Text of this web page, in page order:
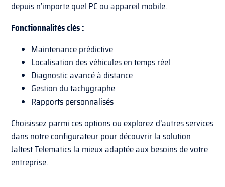
depuis n’importe quel PC ou appareil mobile.
Fonctionnalités clés :
Maintenance prédictive
Localisation des véhicules en temps réel
Diagnostic avancé à distance
Gestion du tachygraphe
Rapports personnalisés
Choisissez parmi ces options ou explorez d’autres services
dans notre configurateur pour découvrir la solution
Jaltest Telematics la mieux adaptée aux besoins de votre
entreprise.